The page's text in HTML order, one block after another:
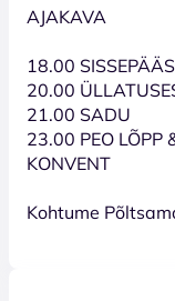
AJAKAVA
18.00
20.00
21.00 SADU
23.00 PEO LÕPP
KONVENT
Kohtume